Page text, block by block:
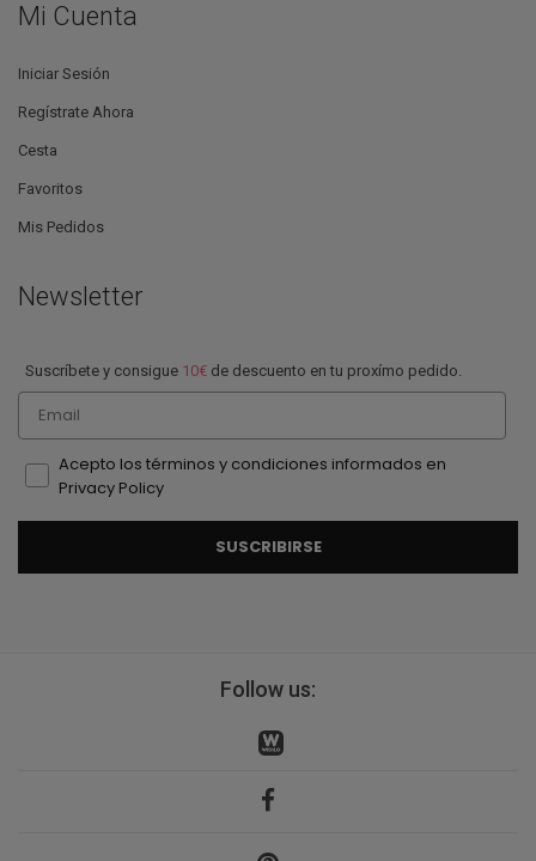
Mi Cuenta
Iniciar Sesión
Regístrate Ahora
Cesta
Favoritos
Mis Pedidos
Newsletter
Suscríbete y consigue 10€ de descuento en tu proxímo pedido.
Email
Acepto los términos y condiciones informados en
Privacy Policy
SUSCRIBIRSE
Follow us: